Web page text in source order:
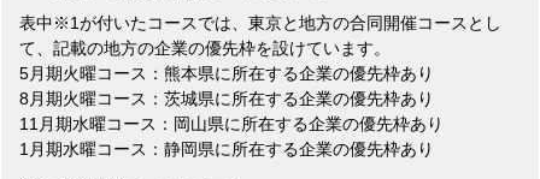
表中※1が付いたコースでは、東京と地方の合同開催コースとし
て、記載の地方の企業の優先枠を設けています。
5月期火曜コース：熊本県に所在する企業の優先枠あり
8月期火曜コース：茨城県に所在する企業の優先枠あり
11月期水曜コース：岡山県に所在する企業の優先枠あり
1月期水曜コース：静岡県に所在する企業の優先枠あり